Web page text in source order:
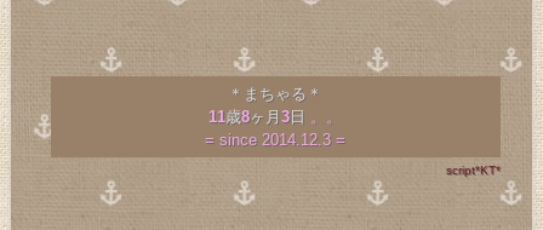
＊まちゃる＊
11歳8ヶ月3日 。。
= since 2014.12.3 =
script*KT*